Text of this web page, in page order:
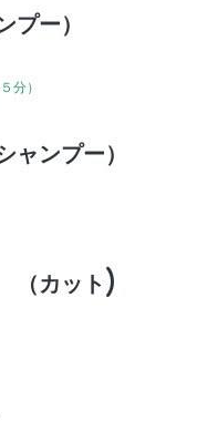
ー）
分）
ンプー）
（カット)